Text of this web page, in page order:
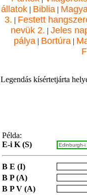
állatok| Biblia|
3. | Festett
nevük 2. | Jeles
pálya | Bortúra |
Legendás kísértetjárta
Példa:
E-i K (S)
B E (I)
B P (A)
B P V (A)